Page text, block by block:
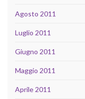
Agosto 2011
Luglio 2011
Giugno 2011
Maggio 2011
Aprile 2011